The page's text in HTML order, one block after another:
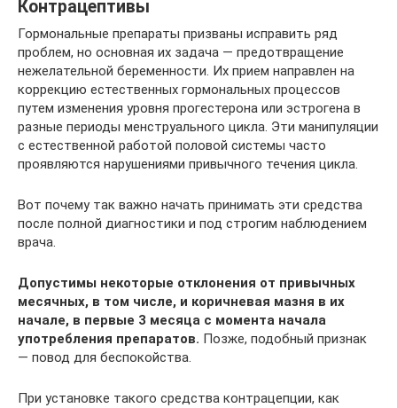
Контрацептивы
Гормональные препараты призваны исправить ряд
проблем, но основная их задача — предотвращение
нежелательной беременности. Их прием направлен на
коррекцию естественных гормональных процессов
путем изменения уровня прогестерона или эстрогена в
разные периоды менструального цикла. Эти манипуляции
с естественной работой половой системы часто
проявляются нарушениями привычного течения цикла.
Вот почему так важно начать принимать эти средства
после полной диагностики и под строгим наблюдением
врача.
Допустимы некоторые отклонения от привычных
месячных, в том числе, и коричневая мазня в их
начале, в первые 3 месяца с момента начала
употребления препаратов. Позже, подобный признак
— повод для беспокойства.
При установке такого средства контрацепции, как